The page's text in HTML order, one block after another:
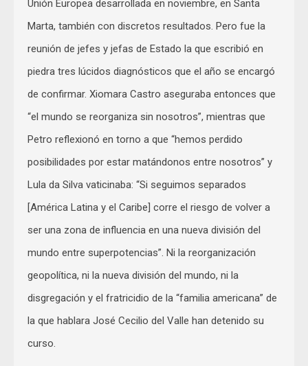
Unión Europea desarrollada en noviembre, en Santa
Marta, también con discretos resultados. Pero fue la
reunión de jefes y jefas de Estado la que escribió en
piedra tres lúcidos diagnósticos que el año se encargó
de confirmar. Xiomara Castro aseguraba entonces que
“el mundo se reorganiza sin nosotros”, mientras que
Petro reflexionó en torno a que “hemos perdido
posibilidades por estar matándonos entre nosotros” y
Lula da Silva vaticinaba: “Si seguimos separados
[América Latina y el Caribe] corre el riesgo de volver a
ser una zona de influencia en una nueva división del
mundo entre superpotencias”. Ni la reorganización
geopolítica, ni la nueva división del mundo, ni la
disgregación y el fratricidio de la “familia americana” de
la que hablara José Cecilio del Valle han detenido su
curso.